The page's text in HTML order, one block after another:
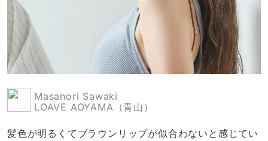
Masanori Sawaki
LOAVE AOYAMA（青山）
髪色が明るくてブラウンリップが似合わないと感じてい